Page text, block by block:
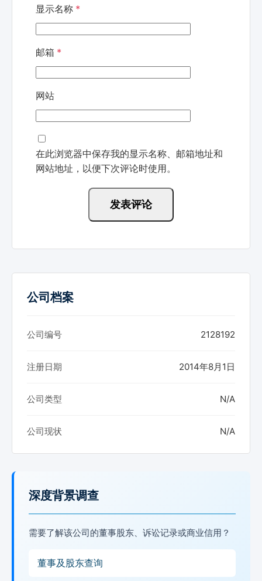
显示名称 *
邮箱 *
网站
在此浏览器中保存我的显示名称、邮箱地址和
网站地址，以便下次评论时使用。
公司档案
公司编号 2128192
注册日期 2014年8月1日
公司类型 N/A
公司现状 N/A
深度背景调查
需要了解该公司的董事股东、诉讼记录或商业信用？
董事及股东查询